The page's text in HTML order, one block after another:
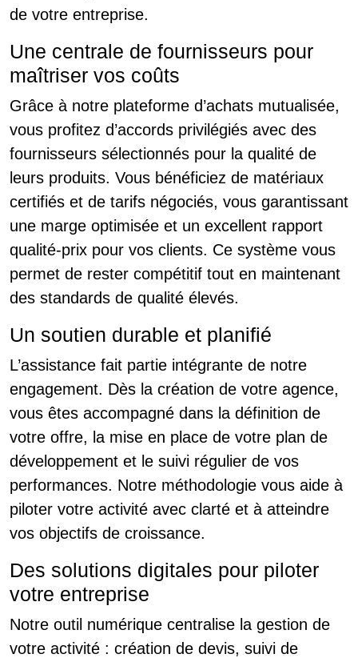
de votre entreprise.
Une centrale de fournisseurs pour
maîtriser vos coûts
Grâce à notre plateforme d’achats mutualisée,
vous profitez d’accords privilégiés avec des
fournisseurs sélectionnés pour la qualité de
leurs produits. Vous bénéficiez de matériaux
certifiés et de tarifs négociés, vous garantissant
une marge optimisée et un excellent rapport
qualité-prix pour vos clients. Ce système vous
permet de rester compétitif tout en maintenant
des standards de qualité élevés.
Un soutien durable et planifié
L’assistance fait partie intégrante de notre
engagement. Dès la création de votre agence,
vous êtes accompagné dans la définition de
votre offre, la mise en place de votre plan de
développement et le suivi régulier de vos
performances. Notre méthodologie vous aide à
piloter votre activité avec clarté et à atteindre
vos objectifs de croissance.
Des solutions digitales pour piloter
votre entreprise
Notre outil numérique centralise la gestion de
votre activité : création de devis, suivi de